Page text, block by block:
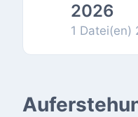
2026
1 Datei(en)